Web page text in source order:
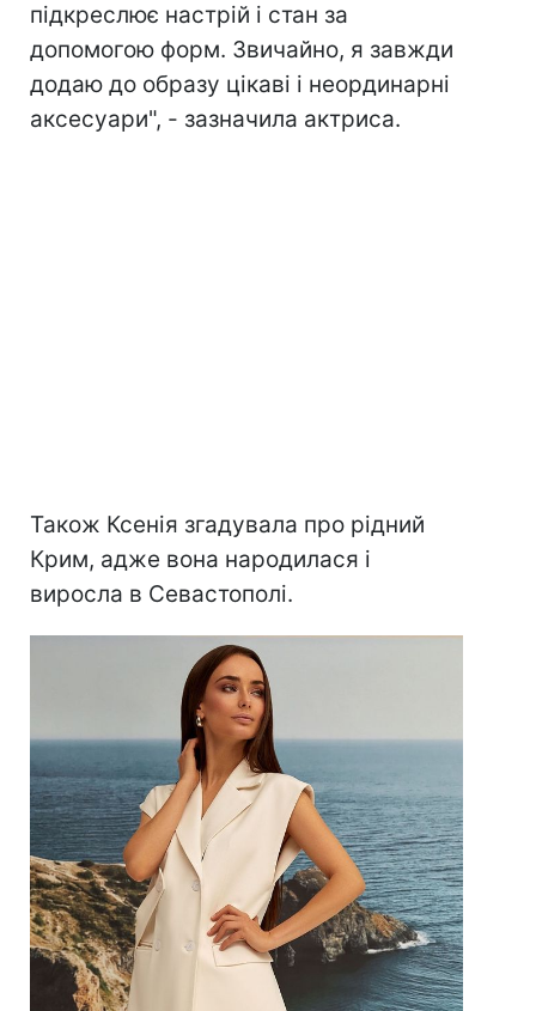
підкреслює настрій і стан за
допомогою форм. Звичайно, я завжди
додаю до образу цікаві і неординарні
аксесуари", - зазначила актриса.
Також Ксенія згадувала про рідний
Крим, адже вона народилася і
виросла в Севастополі.